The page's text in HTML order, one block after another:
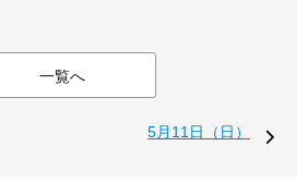
一覧へ
5月11日（日）